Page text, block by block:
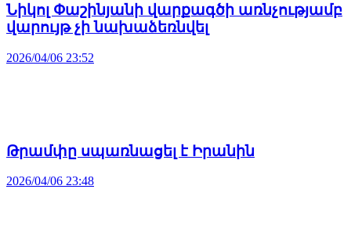
Նիկոլ Փաշինյանի վարքագծի առնչությամբ
վարույթ չի նախաձեռնվել
2026/04/06 23:52
Թրամփը սպառնացել է Իրանին
2026/04/06 23:48